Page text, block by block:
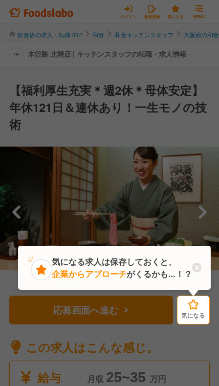
ログイン 新規登録 気になる MENU
飲食店の求人・転職TOP 和食 和食キッチンスタッフ 大阪府の和
木曽路 北巽店 | キッチンスタッフの転職・求人情報
【福利厚生充実＊週2休＊母体安定】
年休121日＆連休あり！一生モノの技
術
応募画面へ進む 気になる
この求人はこんな感じ。
給与
月収 25~35 万円
気になる
気になる求人は保存しておくと、
企業からアプローチがくるかも...！？